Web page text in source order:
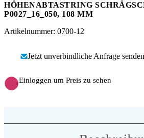
Messen
Videos / Downloads
HT Plus
Hochdruckpumpen
HÖHENABTASTRING
P0027_16_050, 108 MM
Artikelnummer: 0700-12
Jetzt unverbindliche Anfrage senden
Einloggen um Preis zu sehen